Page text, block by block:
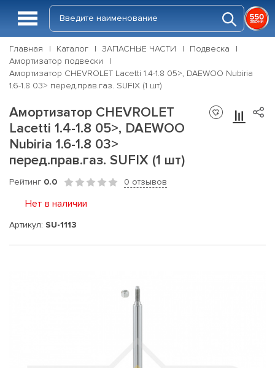
Главная Каталог ЗАПАСНЫЕ ЧАСТИ
Подвеска
Амортизатор подвески
Амортизатор CHEVROLET Lacetti 1.4-1.8 05>, DAEWOO Nubiria
1.6-1.8 03> перед.прав.газ. SUFIX (1 шт)
Амортизатор CHEVROLET
Lacetti 1.4-1.8 05>, DAEWOO
Nubiria 1.6-1.8 03>
перед.прав.газ. SUFIX (1 шт)
Рейтинг 0.0 0 отзывов
Нет в наличии
Артикул: SU-1113